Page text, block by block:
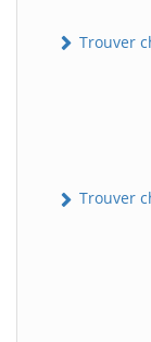
Trouver
Trouver